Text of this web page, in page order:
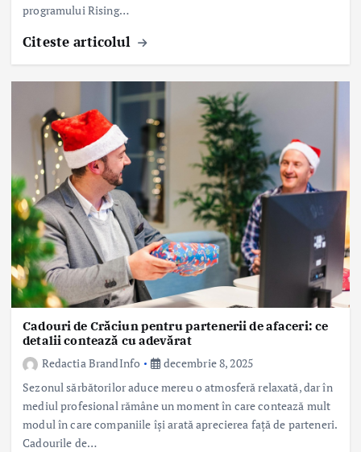
programului Rising…
Citeste articolul
Cadouri de Crăciun pentru partenerii de afaceri: ce
detalii contează cu adevărat
Redactia BrandInfo
decembrie 8, 2025
Sezonul sărbătorilor aduce mereu o atmosferă relaxată, dar în
mediul profesional rămâne un moment în care contează mult
modul în care companiile își arată aprecierea față de parteneri.
Cadourile de…